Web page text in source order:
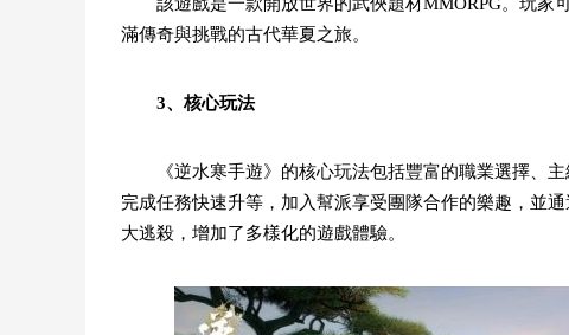
該遊戲是一款開放世界的武俠題材MMORPG。玩
滿傳奇與挑戰的古代華夏之旅。
3、核心玩法
《逆水寒手遊》的核心玩法包括豐富的職業選擇、
完成任務快速升等，加入幫派享受團隊合作的樂趣，並
大逃殺，增加了多樣化的遊戲體驗。